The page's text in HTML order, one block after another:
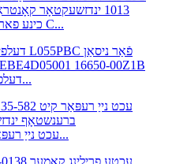
כינע פאראייניגטע דיזל בראַנד C...
דעלפי קאמאן רעל נאָזל ל...
DELPHI עכט נייַ רעפּאַראַטור ק...